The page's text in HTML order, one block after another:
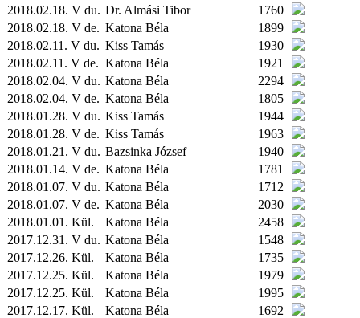
2018.02.18. V du. Dr. Almási Tibor
1760
2018.02.18. V de. Katona Béla
1899
2018.02.11. V du. Kiss Tamás
1930
2018.02.11. V de. Katona Béla
1921
2018.02.04. V du. Katona Béla
2294
2018.02.04. V de. Katona Béla
1805
2018.01.28. V du. Kiss Tamás
1944
2018.01.28. V de. Kiss Tamás
1963
2018.01.21. V du. Bazsinka József
1940
2018.01.14. V de. Katona Béla
1781
2018.01.07. V du. Katona Béla
1712
2018.01.07. V de. Katona Béla
2030
2018.01.01. Kül. Katona Béla
2458
2017.12.31. V du. Katona Béla
1548
2017.12.26. Kül. Katona Béla
1735
2017.12.25. Kül. Katona Béla
1979
2017.12.25. Kül. Katona Béla
1995
2017.12.17. Kül. Katona Béla
1692